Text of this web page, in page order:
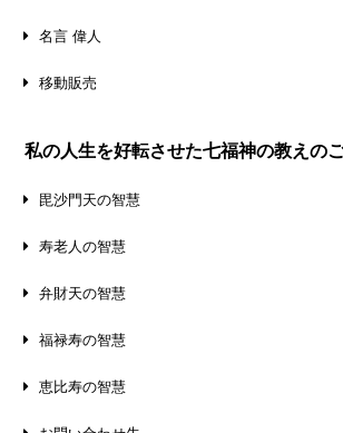
名言 偉人
移動販売
私の人生を好転させた七福神の教えの
毘沙門天の智慧
寿老人の智慧
弁財天の智慧
福禄寿の智慧
恵比寿の智慧